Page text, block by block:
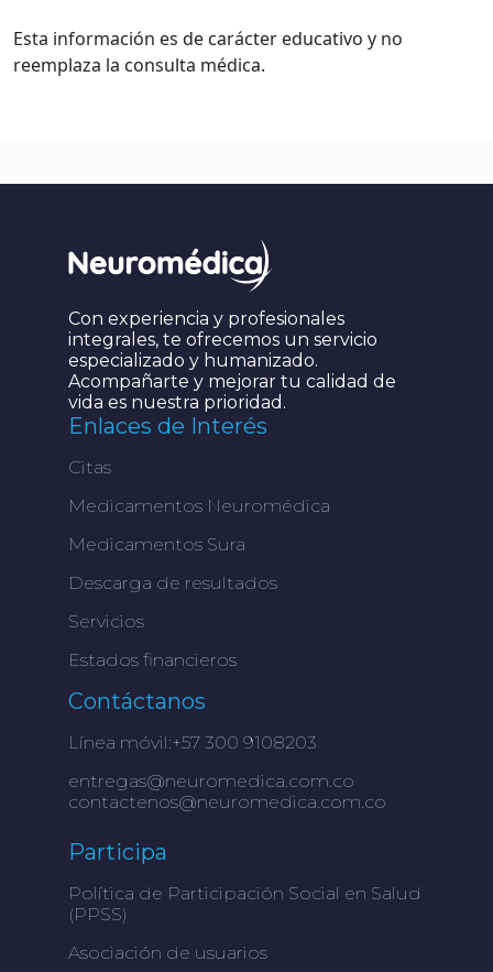
Esta información es de carácter educativo y no
reemplaza la consulta médica.
Con experiencia y profesionales
integrales, te ofrecemos un servicio
especializado y humanizado.
Acompañarte y mejorar tu calidad de
vida es nuestra prioridad.
Enlaces de Interés
Citas
Medicamentos Neuromédica
Medicamentos Sura
Descarga de resultados
Servicios
Estados financieros
Contáctanos
Línea móvil:+57 300 9108203
entregas@neuromedica.com.co
contactenos@neuromedica.com.co
Participa
Política de Participación Social en Salud
(PPSS)
Asociación de usuarios